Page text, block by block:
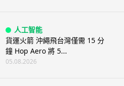
人工智能
貨運火箭 沖繩飛台灣僅需 15 分
鐘 Hop Aero 將 5...
05.08.2026